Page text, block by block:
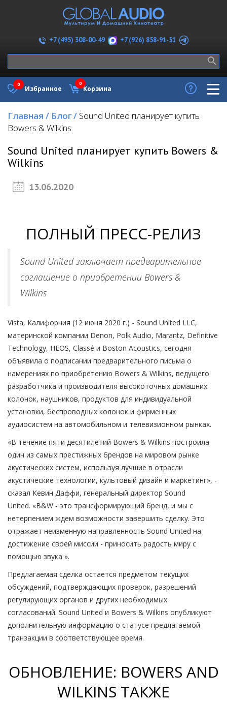
+7 (495) 308-00-49 +7 (926) 858-91-51
Избранное
0
Корзина
0
Главная / Блог/ Sound United планирует купить
Bowers & Wilkins
Sound United планирует купить Bowers &
Wilkins
13.06.2020
ПОЛНЫЙ ПРЕСС-РЕЛИЗ
Sound United заключает предварительное
соглашение о приобретении Bowers &
Wilkins
Vista, Калифорния (12 июня 2020 г.) - Sound United LLC,
материнской компании Denon, Polk Audio, Marantz, Definitive
Technology, HEOS, Classé и Boston Acoustics, сегодня
объявила о подписании предварительного письма о
намерениях по приобретению Bowers & Wilkins, ведущего
разработчика и производителя высокоточных домашних
колонок, наушников, продуктов для индивидуальной
установки, беспроводных колонок и фирменных
аудиосистем на автомобильном и телевизионном рынках.
«В течение пяти десятилетий Bowers & Wilkins построила
один из самых престижных брендов на мировом рынке
акустических систем, используя лучшие в отрасли
акустические технологии, культовый дизайн и маркетинг», -
сказал Кевин Даффи, генеральный директор Sound
United. «B&W - это трансформирующий бренд, и мы с
нетерпением ждем возможности завершить сделку. Это
отражает неизменную направленность Sound United на
достижение своей миссии - приносить радость миру с
помощью звука ».
Предлагаемая сделка остается предметом текущих
обсуждений, подтверждающих проверок, разрешений
регулирующих органов и других необходимых
согласований. Sound United и Bowers & Wilkins опубликуют
дополнительную информацию о статусе предлагаемой
транзакции в соответствующее время.
ОБНОВЛЕНИЕ: BOWERS AND
WILKINS ТАКЖЕ